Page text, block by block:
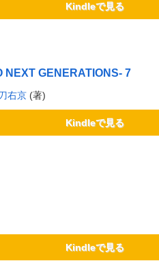
Kindleで見る
GENERATIONS- 7
右京(著)
Kindleで見る
Kindleで見る